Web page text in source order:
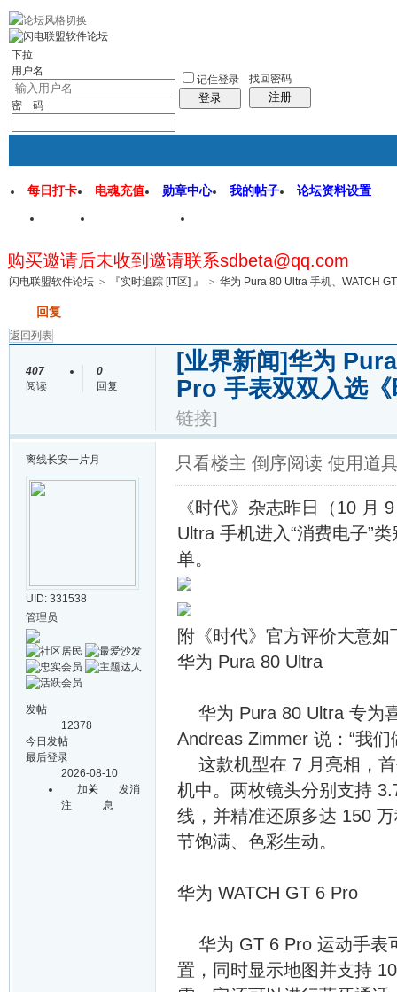
下拉
用户名
密 码
记住登录
登录
找回密码
注册
首页 闪电联盟论坛
每日打卡 电魂充值 勋章中心 我的帖子 论坛资料设置
购买邀请后未收到邀请联系sdbeta@qq.com
闪电联盟软件论坛 > 『实时追踪 [IT区] 』 > 华为 Pura 80 Ultra 手机、WATCH
回复
返回列表
407
阅读
0
回复
[业界新闻]华为
Pro 手表双双入选
链接]
离线长安一片月
UID: 331538
管理员
发帖
12378
今日发帖
最后登录
2026-08-10
加关
注
发消
息
只看楼主 倒序阅读 使用道
《时代》杂志昨日（10 月
Ultra 手机进入“消费电子”
单。
附《时代》官方评价大意如
华为 Pura 80 Ultra
华为 Pura 80 Ultra 专为
Andreas Zimmer 说：“我
这款机型在 7 月亮相，首
机中。两枚镜头分别支持
线，并精准还原多达 150
节饱满、色彩生动。
华为 WATCH GT 6 Pro
华为 GT 6 Pro 运动手表
置，同时显示地图并支持